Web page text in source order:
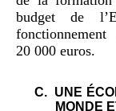
budget de
20 000 euros.
C. UNE
MONDE